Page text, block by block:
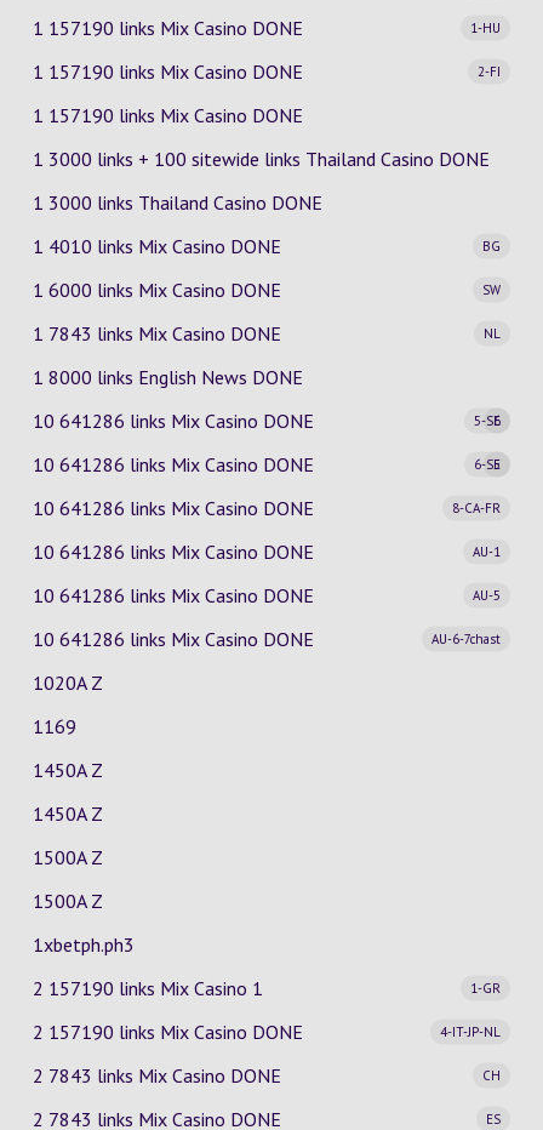
1 157190 links Mix Casino
1-HU
DONE
1 157190 links Mix Casino
2-FI
DONE
1 157190 links Mix Casino DONE
1 3000 links + 100 sitewide links Thailand Casino DONE
1 3000 links Thailand Casino DONE
1 4010 links Mix Casino
BG
DONE
1 6000 links Mix Casino
SW
DONE
1 7843 links Mix Casino
NL
DONE
1 8000 links English News DONE
10 641286 links Mix Casino
5-SE
6
DONE
10 641286 links Mix Casino
6-SE
5
DONE
10 641286 links Mix Casino
8-CA-FR
DONE
10 641286 links Mix Casino
AU-1
DONE
10 641286 links Mix Casino
AU-5
DONE
10 641286 links Mix Casino
AU-6-7chast
DONE
1020A Z
1169
1450A Z
1450A Z
1500A Z
1500A Z
1xbetph.ph3
2 157190 links Mix Casino
1-GR
1
2 157190 links Mix Casino
4-IT-JP-NL
DONE
2 7843 links Mix Casino
CH
DONE
2 7843 links Mix Casino
ES
DONE